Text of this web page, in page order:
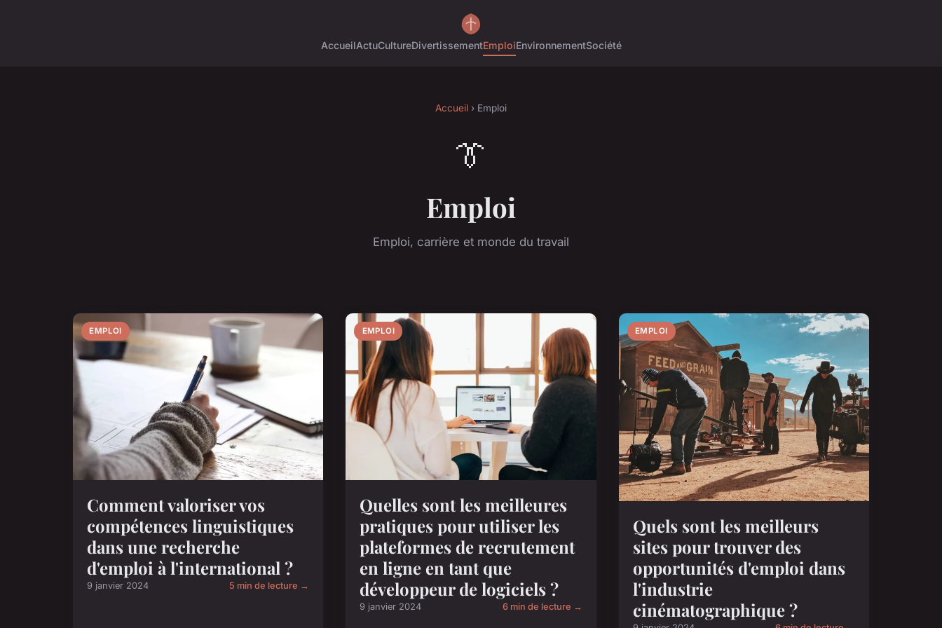
AccueilActuCultureDivertissementEmploiEnvironnementSociété
Accueil › Emploi
👔
Emploi
Emploi, carrière et monde du travail
EMPLOI
Comment valoriser vos
compétences linguistiques
dans une recherche
d'emploi à l'international ?
9 janvier 2024 5 min de lecture →
EMPLOI
Quelles sont les meilleures
pratiques pour utiliser les
plateformes de recrutement
en ligne en tant que
développeur de logiciels ?
9 janvier 2024 6 min de lecture →
EMPLOI
Quels sont les meilleurs
sites pour trouver des
opportunités d'emploi dans
l'industrie
cinématographique ?